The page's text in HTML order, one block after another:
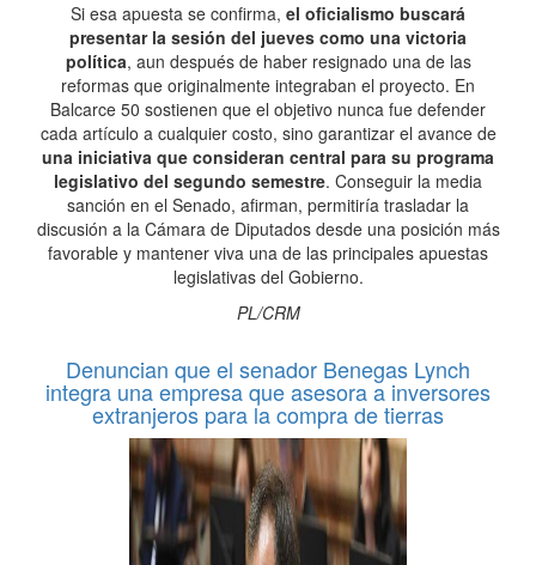
Si esa apuesta se confirma, el oficialismo buscará
presentar la sesión del jueves como una victoria
política, aun después de haber resignado una de las
reformas que originalmente integraban el proyecto. En
Balcarce 50 sostienen que el objetivo nunca fue defender
cada artículo a cualquier costo, sino garantizar el avance de
una iniciativa que consideran central para su programa
legislativo del segundo semestre. Conseguir la media
sanción en el Senado, afirman, permitiría trasladar la
discusión a la Cámara de Diputados desde una posición más
favorable y mantener viva una de las principales apuestas
legislativas del Gobierno.
PL/CRM
Denuncian que el senador Benegas Lynch
integra una empresa que asesora a inversores
extranjeros para la compra de tierras